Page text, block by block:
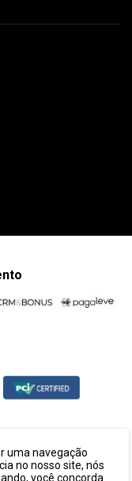
uma navegação
no nosso site, nós
você concorda